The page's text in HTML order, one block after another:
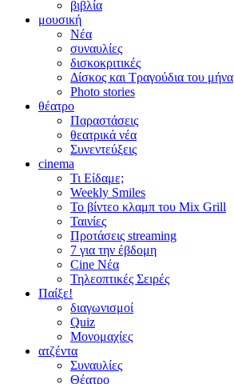
βιβλία
μουσική
Νέα
συναυλίες
δισκοκριτικές
Δίσκος και Τραγούδια του μήνα
Photo stories
θέατρο
Παραστάσεις
θεατρικά νέα
Συνεντεύξεις
cinema
Τι Είδαμε;
Weekly Smiles
Το βίντεο κλαμπ του Mix Grill
Ταινίες
Προτάσεις streaming
7 για την έβδομη
Cine Νέα
Τηλεοπτικές Σειρές
Παίξε!
διαγωνισμοί
Quiz
Μονομαχίες
ατζέντα
Συναυλίες
Θέατρο